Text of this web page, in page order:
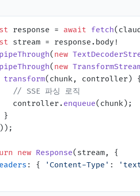
response = await fetch
stream = response. body!
pipeThrough( new
pipeThrough( new
transform( chunk, controller) {
// SSE 파싱 로직
controller.
enqueue(chunk);
}
new Response(stream, {
: { 'Content-Type' :